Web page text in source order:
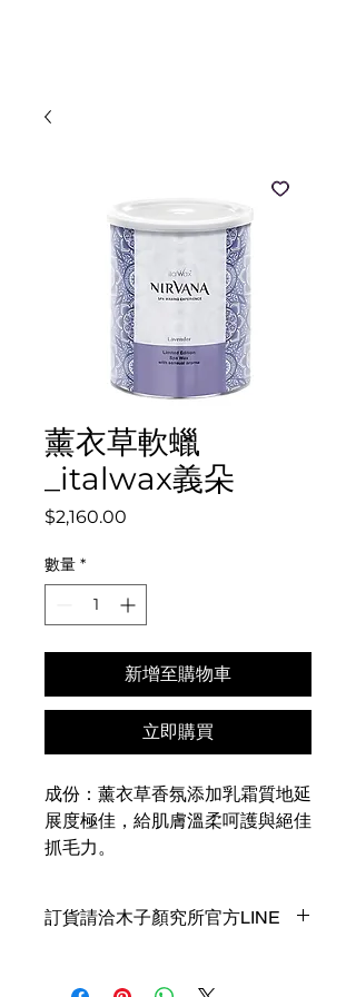
薰⾐草軟蠟
_italwax義朵
$2,160.00
數量 *
新增至購物車
立即購買
成份：薰衣草香氛添加乳霜質地延
展度極佳，給肌膚溫柔呵護與絕佳
抓毛力。
訂貨請洽木子顏究所官方LINE